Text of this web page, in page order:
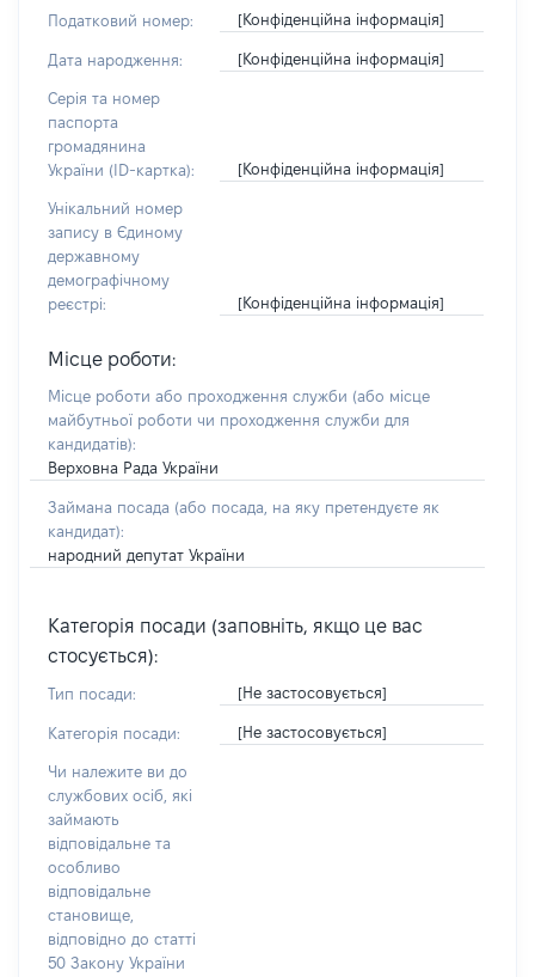
Податковий номер: [Конфіденційна інформація]
Дата народження: [Конфіденційна інформація]
Серія та номер
паспорта
громадянина
України (ID-картка):
[Конфіденційна інформація]
Унікальний номер
запису в Єдиному
державному
демографічному
реєстрі:
[Конфіденційна інформація]
Місце роботи:
Місце роботи або проходження служби (або місце
майбутньої роботи чи проходження служби для
кандидатів):
Верховна Рада України
Займана посада (або посада, на яку претендуєте як
кандидат):
народний депутат України
Категорія посади (заповніть, якщо це вас
стосується):
Тип посади: [Не застосовується]
Категорія посади: [Не застосовується]
Чи належите ви до
службових осіб, які
займають
відповідальне та
особливо
відповідальне
становище,
відповідно до статті
50 Закону України